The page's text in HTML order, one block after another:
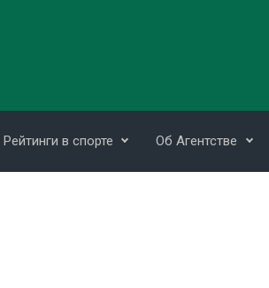
Рейтинги в спорте Об Агентстве